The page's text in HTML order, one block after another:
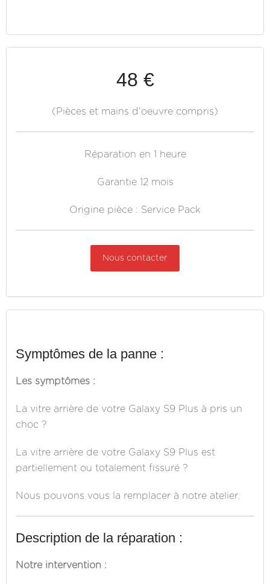
48 €
(Pièces et mains d'oeuvre compris)
Réparation en 1 heure
Garantie 12 mois
Origine pièce : Service Pack
Nous contacter
Symptômes de la panne :
Les symptômes :
La vitre arrière de votre Galaxy S9 Plus à pris un
choc ?
La vitre arrière de votre Galaxy S9 Plus est
partiellement ou totalement fissuré ?
Nous pouvons vous la remplacer à notre atelier.
Description de la réparation :
Notre intervention :